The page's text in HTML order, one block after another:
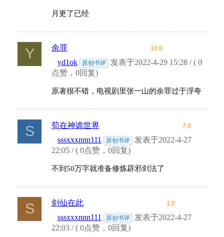
月更了已经
Y 余罪 10.0
yd1ok 原创书评
发表于2022-4-29 15:28 / ( 0
点赞，0回复)
原著很不错，电视剧里张一山的余罪过于浮夸
S 苟在神诡世界 7.0
sssxxxnnn111 原创书评
发表于2022-4-27
22:05 / ( 0点赞，0回复)
不到50万字就准备修炼辟邪剑法了
S 剑仙在此 1.0
sssxxxnnn111 原创书评
发表于2022-4-27
22:03 / ( 0点赞，0回复)